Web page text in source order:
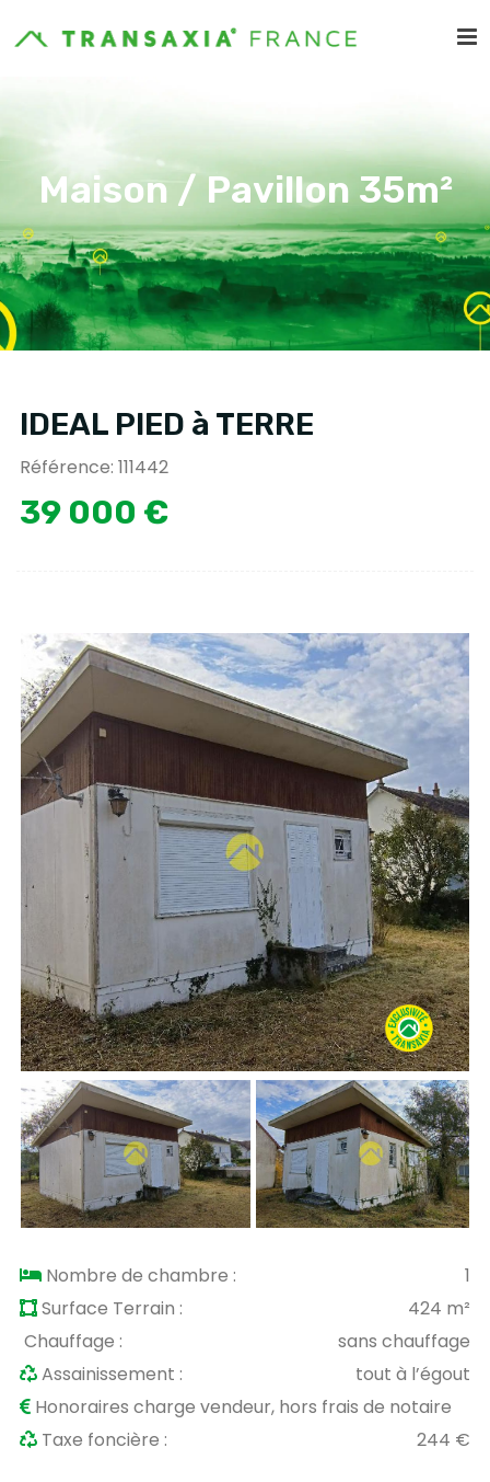
Maison / Pavillon 35m²
IDEAL PIED à TERRE
Référence: 111442
39 000 €
Nombre de chambre :
1
Surface Terrain :
424 m²
Chauffage :
sans chauffage
Assainissement :
tout à l’égout
Honoraires charge vendeur, hors frais de notaire
Taxe foncière :
244 €